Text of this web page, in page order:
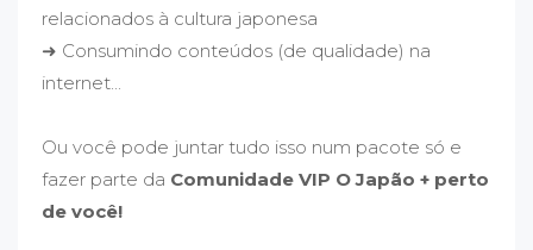
relacionados à cultura japonesa
➜ Consumindo conteúdos (de qualidade) na
internet...
Ou você pode juntar tudo isso num pacote só e
fazer parte da Comunidade VIP O Japão + perto
de você!